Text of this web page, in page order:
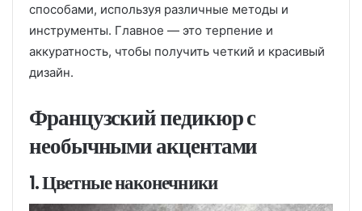
способами, используя различные методы и
инструменты. Главное — это терпение и
аккуратность, чтобы получить четкий и красивый
дизайн.
Французский педикюр с
необычными акцентами
1. Цветные наконечники